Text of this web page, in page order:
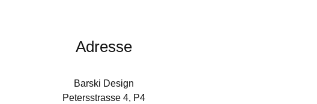
Adresse
Barski Design
Petersstrasse 4, P4